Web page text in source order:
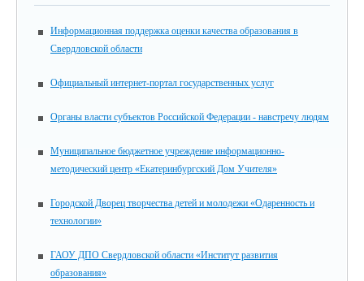
Информационная поддержка оценки качества образования в
Свердловской области
Официальный интернет-портал государственных услуг
Органы власти субъектов Российской Федерации - навстречу людям
Муниципальное бюджетное учреждение информационно-
методический центр «Екатеринбургский Дом Учителя»
Городской Дворец творчества детей и молодежи «Одаренность и
технологии»
ГАОУ ДПО Свердловской области «Институт развития
образования»